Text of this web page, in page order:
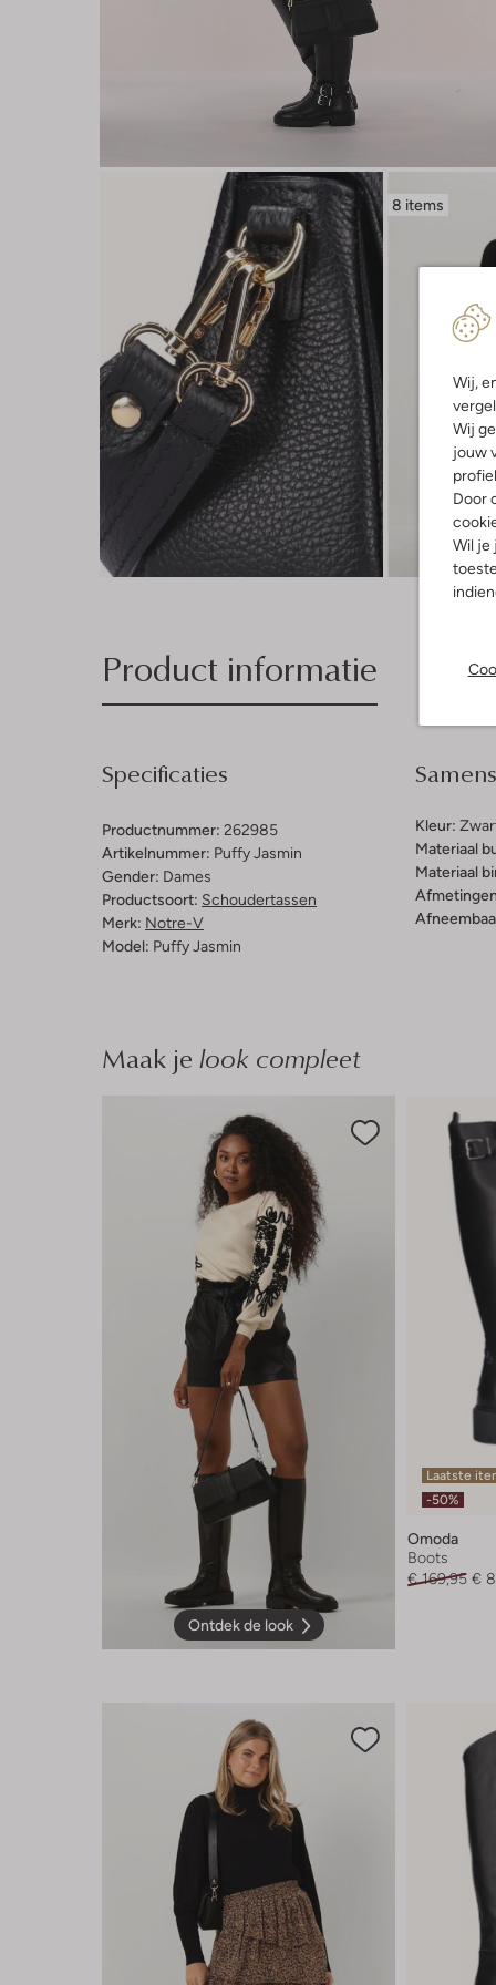
Wij,
Wij
jouw
Door
Wil je
8 items
Product informatie
Specificaties
Productnummer: 262985
Artikelnummer: Puffy Jasmin
Gender: Dames
Productsoort: Schoudertassen
Merk: Notre-V
Model: Puffy Jasmin
Kleur:
Materiaal
Materiaal
Maak je look compleet
Ontdek de look
Laatste
-50%
Omoda
Boots
€ 169,95 €